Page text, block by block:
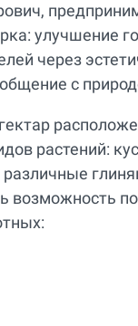
улучшение
через
с
растений:
возможность